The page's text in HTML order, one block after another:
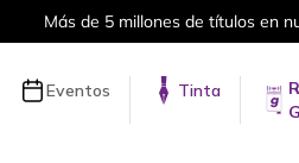
5 millones de títulos en nuestra
Eventos Tinta